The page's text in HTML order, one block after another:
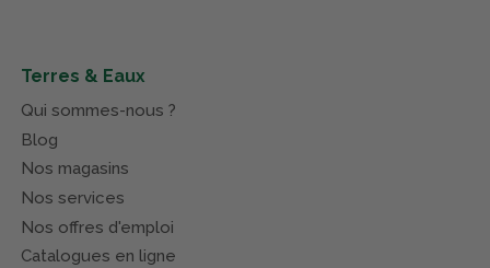
Terres & Eaux
Qui sommes-nous ?
Blog
Nos magasins
Nos services
Nos offres d'emploi
Catalogues en ligne